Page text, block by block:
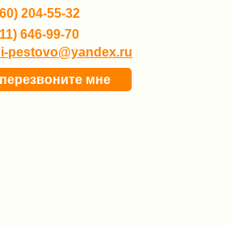
204-55-32
646-99-70
pestovo@yandex.ru
перезвоните мне